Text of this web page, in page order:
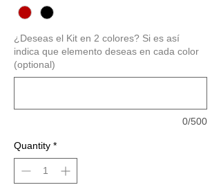
¿Deseas el Kit en 2 colores? Si es así
indica que elemento deseas en cada color
(optional)
0/500
Quantity *